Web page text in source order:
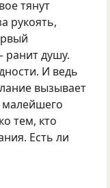
тянут
рукоять,
ранит душу.
И ведь
вызывает
малейшего
тем, кто
Есть ли